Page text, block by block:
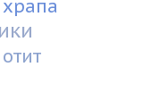
отит